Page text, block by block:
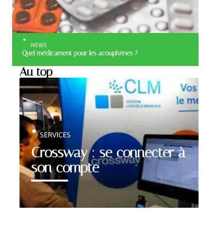
NEWS
Quel médicament pour les acouphènes ?
Au top
Crossway : se connecter à
son compte
SERVICES